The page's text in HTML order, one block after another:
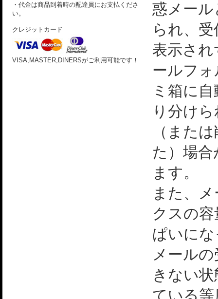
・代金は商品到着時の配達員にお支払くださ
い。
クレジットカード
VISA,MASTER,DINERSがご利用可能です！
惑メー
られ、
表示さ
ールフ
ミ箱に
り分け
（また
た）場
ます。
また、
クスの
ぱいに
メール
きない
ている